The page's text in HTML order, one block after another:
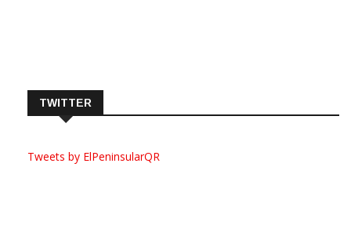
TWITTER
Tweets by ElPeninsularQR